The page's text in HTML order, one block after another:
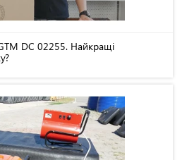
DC 02255. Найкращі